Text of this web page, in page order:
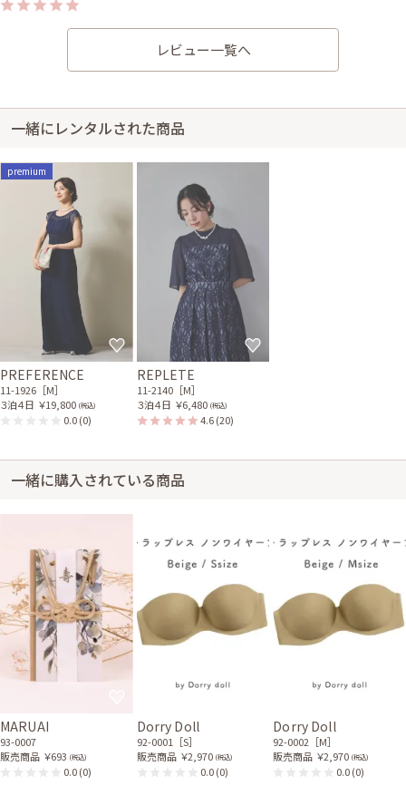
身長145cm【普段のサイズS】
結婚式 (友人として)
レンタル/購入した商品
11-1585
身長157cm【普段のサイズM】
20代後半
2026/04/11
両家顔合わせ
サイズ感はぴったりでした。フォーマルな感じでとても良かったです。
レビュー一覧へ
一緒にレンタルされた商品
premium
PREFERENCE
11-1926［M］
３泊４日 ￥19,800 (税込)
0.0(0)
REPLETE
11-2140［M］
３泊４日 ￥6,480 (税込)
4.6(20)
一緒に購入されている商品
MARUAI
93-0007
販売商品 ￥693 (税込)
0.0(0)
Dorry Doll
92-0001［S］
販売商品 ￥2,970 (税込)
0.0(0)
Dorry Doll
92-0002［M］
販売商品 ￥2,970 (税込)
0.0(0)